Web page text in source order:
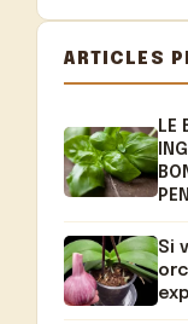
ARTICLES
LE
Si